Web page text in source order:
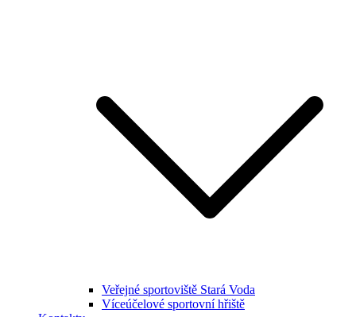
Veřejné sportoviště Stará Voda
Víceúčelové sportovní hřiště